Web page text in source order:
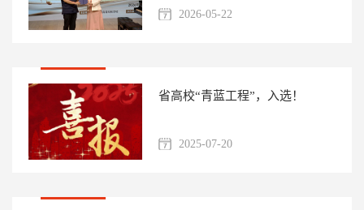
2026-05-22
省高校“青蓝工程”，入选！
2025-07-20